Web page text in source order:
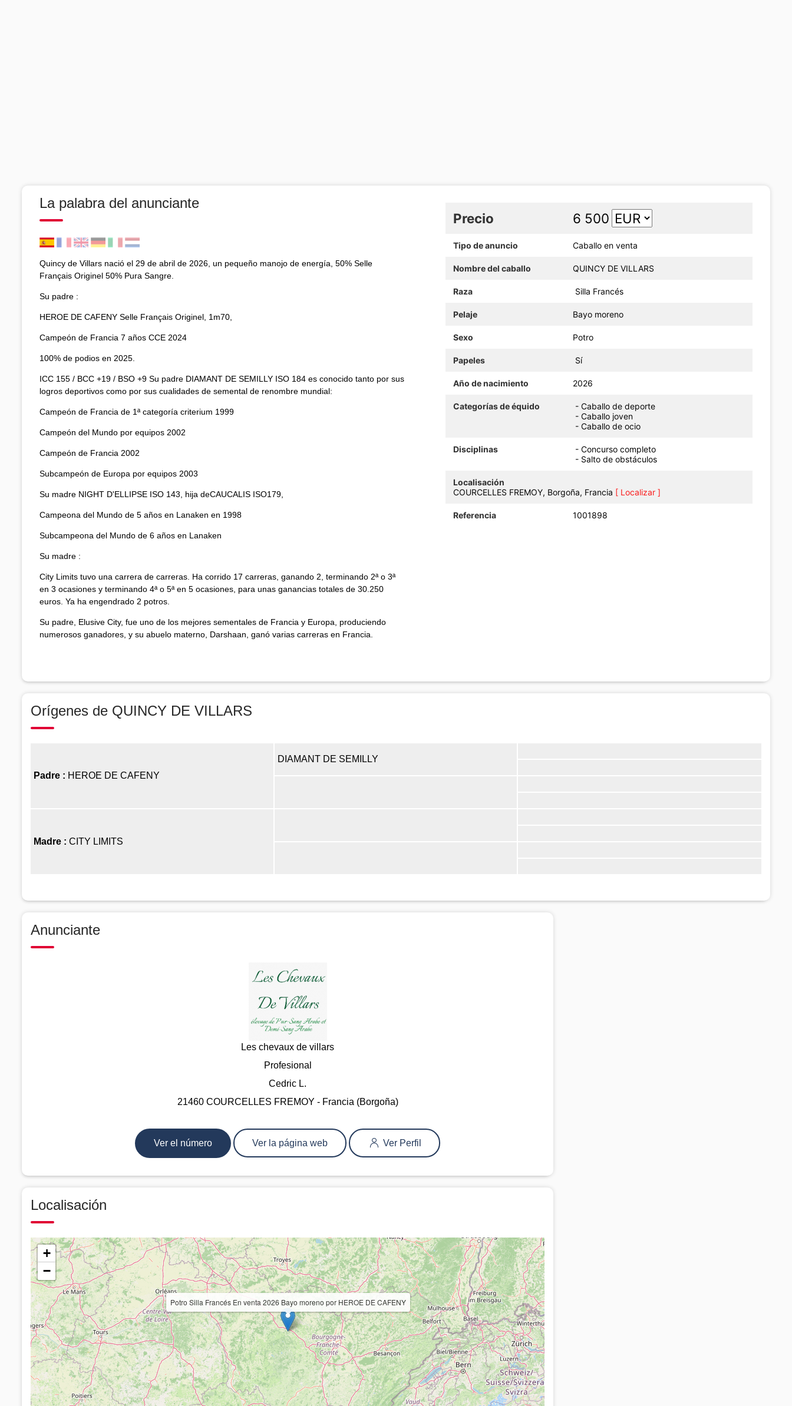
La palabra del anunciante
Quincy de Villars nació el 29 de abril de 2026, un pequeño manojo de energía, 50% Selle
Français Originel 50% Pura Sangre.
Su padre :
HEROE DE CAFENY Selle Français Originel, 1m70,
Campeón de Francia 7 años CCE 2024
100% de podios en 2025.
ICC 155 / BCC +19 / BSO +9 Su padre DIAMANT DE SEMILLY ISO 184 es conocido tanto por sus
logros deportivos como por sus cualidades de semental de renombre mundial:
Campeón de Francia de 1ª categoría criterium 1999
Campeón del Mundo por equipos 2002
Campeón de Francia 2002
Subcampeón de Europa por equipos 2003
Su madre NIGHT D'ELLIPSE ISO 143, hija deCAUCALIS ISO179,
Campeona del Mundo de 5 años en Lanaken en 1998
Subcampeona del Mundo de 6 años en Lanaken
Su madre :
City Limits tuvo una carrera de carreras. Ha corrido 17 carreras, ganando 2, terminando 2ª o 3ª
en 3 ocasiones y terminando 4ª o 5ª en 5 ocasiones, para unas ganancias totales de 30.250
euros. Ya ha engendrado 2 potros.
Su padre, Elusive City, fue uno de los mejores sementales de Francia y Europa, produciendo
numerosos ganadores, y su abuelo materno, Darshaan, ganó varias carreras en Francia.
Precio 6 500
Tipo de anuncio Caballo en venta
Nombre del caballo QUINCY DE VILLARS
Raza Silla Francés
Pelaje Bayo moreno
Sexo Potro
Papeles Sí
Año de nacimiento 2026
Categorías de équido
- Caballo de deporte
- Caballo joven
- Caballo de ocio
Disciplinas
- Concurso completo
- Salto de obstáculos
Localisación
COURCELLES FREMOY, Borgoña, Francia [ Localizar ]
Referencia 1001898
Orígenes de QUINCY DE VILLARS
Padre : HEROE DE CAFENY
DIAMANT DE SEMILLY
Madre : CITY LIMITS
Anunciante
Les chevaux de villars
Profesional
Cedric L.
21460 COURCELLES FREMOY - Francia (Borgoña)
Ver el número Ver la página web Ver Perfil
Localisación
Potro Silla Francés En venta 2026 Bayo moreno por HEROE DE CAFENY
+
−